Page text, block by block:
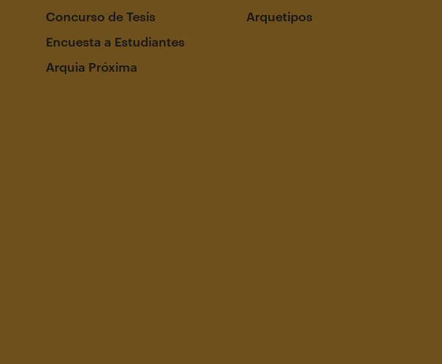
Concurso de Tesis
Encuesta a Estudiantes
Arquia Próxima
Arquetipos